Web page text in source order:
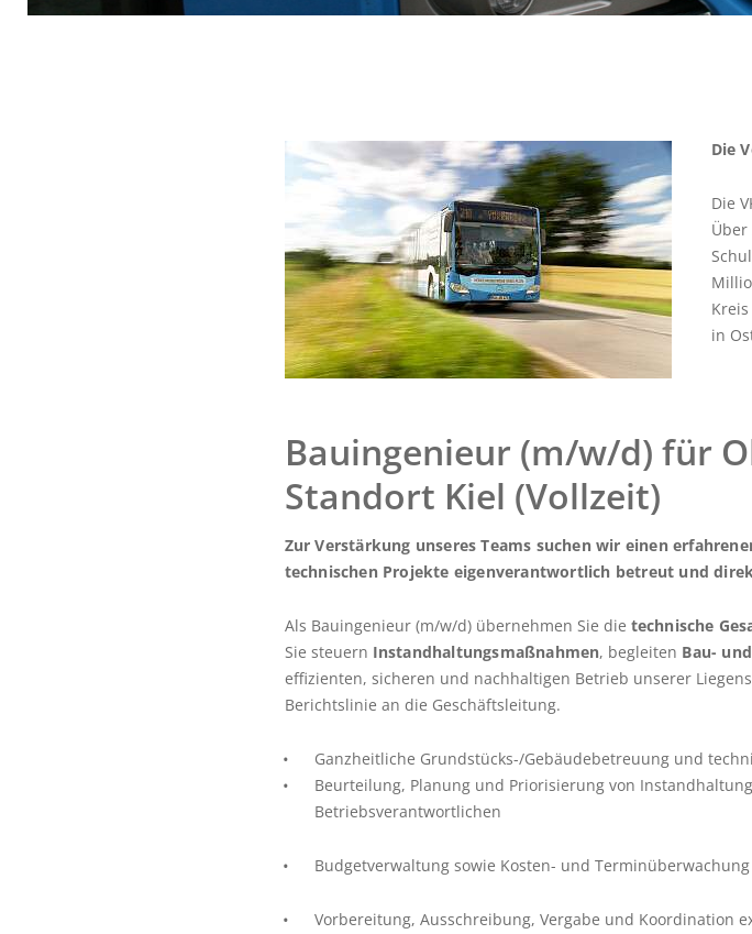
mark
changing
dates.
Die
Die
in
Bauingenieur (m/w/d) für
Standort Kiel (Vollzeit)
Zur Verstärkung unseres Teams suchen wir einen
technischen Projekte eigenverantwortlich betreut und
Als Bauingenieur (m/w/d) übernehmen Sie die technische
Sie steuern Instandhaltungsmaßnahmen, begleiten Bau-
effizienten, sicheren und nachhaltigen Betrieb unserer
Berichtslinie an die Geschäftsleitung.
Ganzheitliche Grundstücks-/Gebäudebetreuung und
Beurteilung, Planung und Priorisierung von
Betriebsverantwortlichen
Budgetverwaltung sowie Kosten- und Terminüberwachung
Vorbereitung, Ausschreibung, Vergabe und Koordination